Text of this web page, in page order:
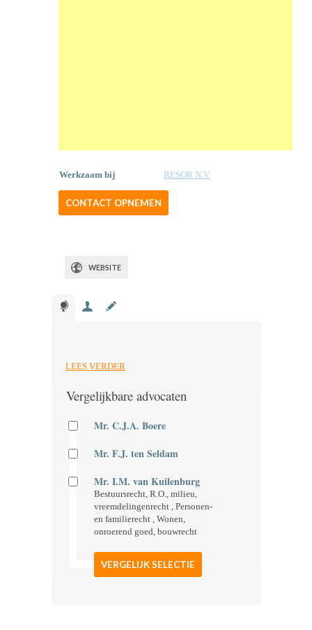
Werkzaam bij RESOR N.V.
CONTACT OPNEMEN
WEBSITE
LEES VERDER
Vergelijkbare advocaten
Mr. C.J.A. Boere
Mr. F.J. ten Seldam
Mr. I.M. van Kuilenburg
Bestuursrecht, R.O., milieu,
vreemdelingenrecht , Personen-
en familierecht , Wonen,
onroerend goed, bouwrecht
VERGELIJK SELECTIE